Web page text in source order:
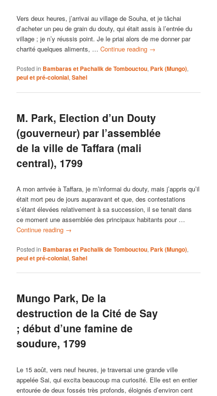
Vers deux heures, j’arrivai au village de Souha, et je tâchai
d’acheter un peu de grain du douty, qui était assis à l’entrée du
village ; je n’y réussis point. Je le priai alors de me donner par
charité quelques aliments, …Continue reading →
Posted in Bambaras et Pachalik de Tombouctou, Park (Mungo),
peul et pré-colonial,Sahel
M. Park, Election d’un Douty
(gouverneur) par l’assemblée
de la ville de Taffara (mali
central), 1799
A mon arrivée à Taffara, je m’informai du douty, mais j’appris qu’il
était mort peu de jours auparavant et que, des contestations
s’étant élevées relativement à sa succession, il se tenait dans
ce moment une assemblée des principaux habitants pour …
Continue reading →
Posted in Bambaras et Pachalik de Tombouctou, Park (Mungo),
peul et pré-colonial,Sahel
Mungo Park, De la
destruction de la Cité de Say
; début d’une famine de
soudure, 1799
Le 15 août, vers neuf heures, je traversai une grande ville
appelée Sai, qui excita beaucoup ma curiosité. Elle est en entier
entourée de deux fossés très profonds, éloignés d’environ cent